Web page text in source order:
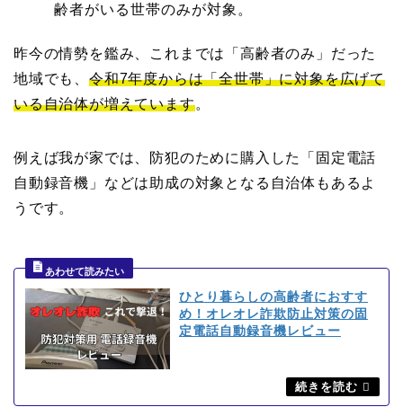
齢者がいる世帯のみが対象。
昨今の情勢を鑑み、これまでは「高齢者のみ」だった
地域でも、 令和7年度からは「全世帯」に対象を広げて
いる自治体が増えています。
例えば我が家では、防犯のために購入した「固定電話
自動録音機」などは助成の対象となる自治体もあるよ
うです。
ひとり暮らしの高齢者におすす
め！オレオレ詐欺防止対策の固
定電話自動録音機レビュー